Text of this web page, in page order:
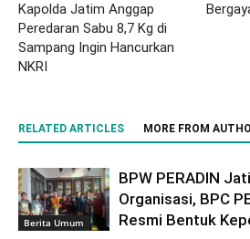
Kapolda Jatim Anggap
Peredaran Sabu 8,7 Kg di
Sampang Ingin Hancurkan
NKRI
RELATED ARTICLES MORE FROM
Berita Umum
BPW PERADIN
Organisasi, BPC
Resmi Bentuk